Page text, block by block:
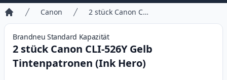
Startseite
Canon 2 stück Canon CLI-526Y Gelb Tintenpatronen (Ink Hero)
Brandneu Standard Kapazität
2 stück Canon CLI-526Y Gelb
Tintenpatronen (Ink Hero)